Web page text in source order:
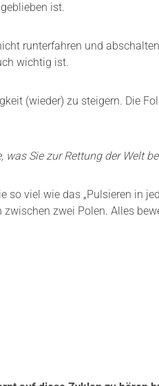
ist.
runterfahren und
wichtig ist.
(wieder) zu steigern. Die
Sie zur Rettung der Welt
so viel wie das „Pulsieren in
zwei Polen. Alles